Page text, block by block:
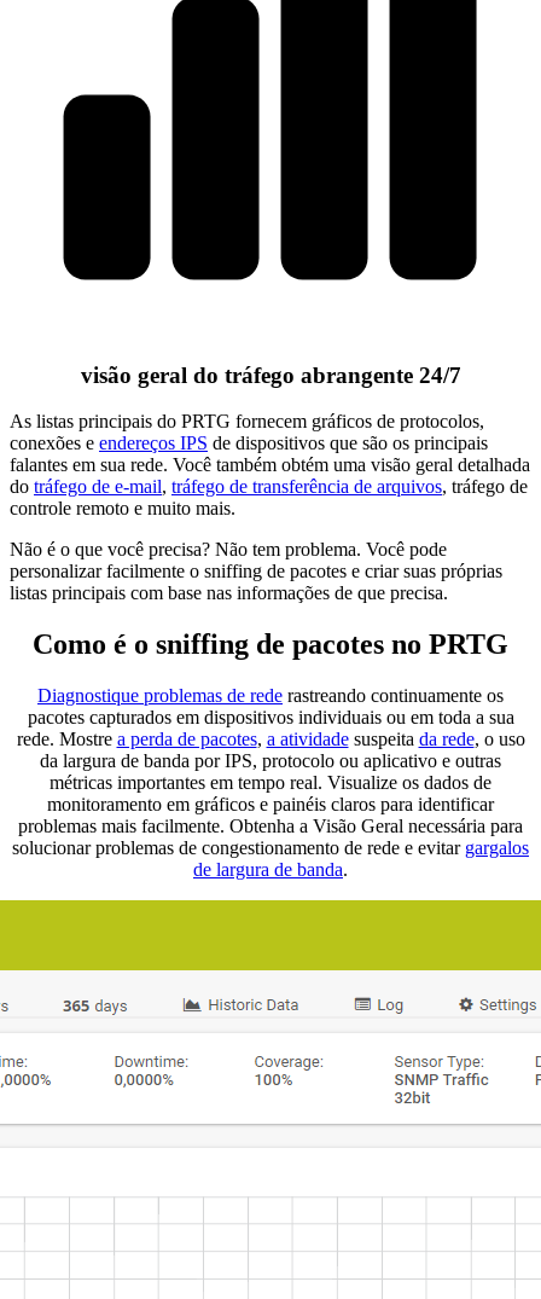
visão geral do tráfego abrangente 24/7
As listas principais do PRTG fornecem gráficos de protocolos,
conexões e endereços IPS de dispositivos que são os principais
falantes em sua rede. Você também obtém uma visão geral detalhada
do tráfego de e-mail, tráfego de transferência de arquivos, tráfego de
controle remoto e muito mais.
Não é o que você precisa? Não tem problema. Você pode
personalizar facilmente o sniffing de pacotes e criar suas próprias
listas principais com base nas informações de que precisa.
Como é o sniffing de pacotes no PRTG
Diagnostique problemas de rede rastreando continuamente os
pacotes capturados em dispositivos individuais ou em toda a sua
rede. Mostre a perda de pacotes, a atividadesuspeita da rede, o uso
da largura de banda por IPS, protocolo ou aplicativo e outras
métricas importantes em tempo real. Visualize os dados de
monitoramento em gráficos e painéis claros para identificar
problemas mais facilmente. Obtenha a Visão Geral necessária para
solucionar problemas de congestionamento de rede e evitar gargalos
de largura de banda.